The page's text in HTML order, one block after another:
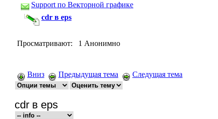
Support по Векторной графике
cdr в eps
Просматривают: 1 Анонимно
Вниз Предыдущая тема Следущая тема
cdr в eps